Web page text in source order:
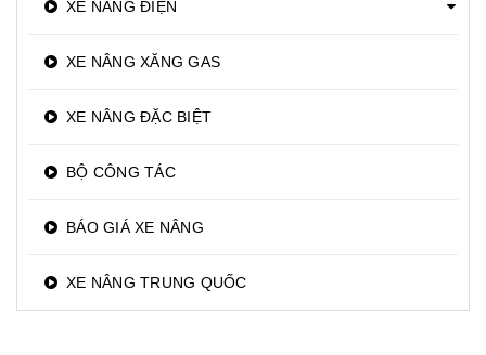
XE NÂNG ĐIỆN
XE NÂNG XĂNG GAS
XE NÂNG ĐẶC BIỆT
BỘ CÔNG TÁC
BÁO GIÁ XE NÂNG
XE NÂNG TRUNG QUỐC